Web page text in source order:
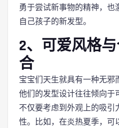
勇于尝试新事物的精神，
自己孩子的新发型。
2、可爱风格
合
宝宝们天生就具有一种无邪
他们的发型设计往往倾向于
不仅要考虑到外观上的吸引
性。比如，在炎热夏季，可